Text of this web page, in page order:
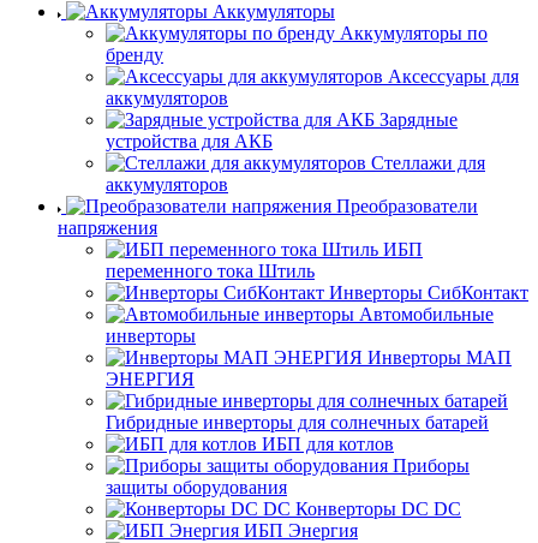
Аккумуляторы
Аккумуляторы по
бренду
Аксессуары для
аккумуляторов
Зарядные
устройства для АКБ
Стеллажи для
аккумуляторов
Преобразователи
напряжения
ИБП
переменного тока Штиль
Инверторы СибКонтакт
Автомобильные
инверторы
Инверторы МАП
ЭНЕРГИЯ
Гибридные инверторы для солнечных батарей
ИБП для котлов
Приборы
защиты оборудования
Конверторы DC DC
ИБП Энергия